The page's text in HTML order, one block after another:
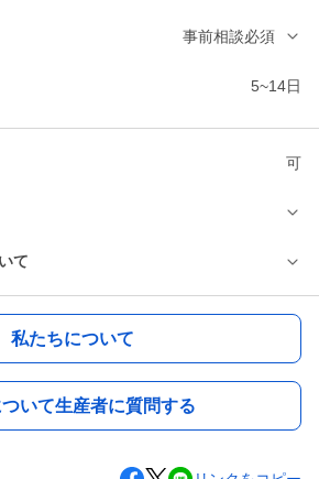
事前相談必須
5~14日
可
て
私たちについて
いて生産者に質問する